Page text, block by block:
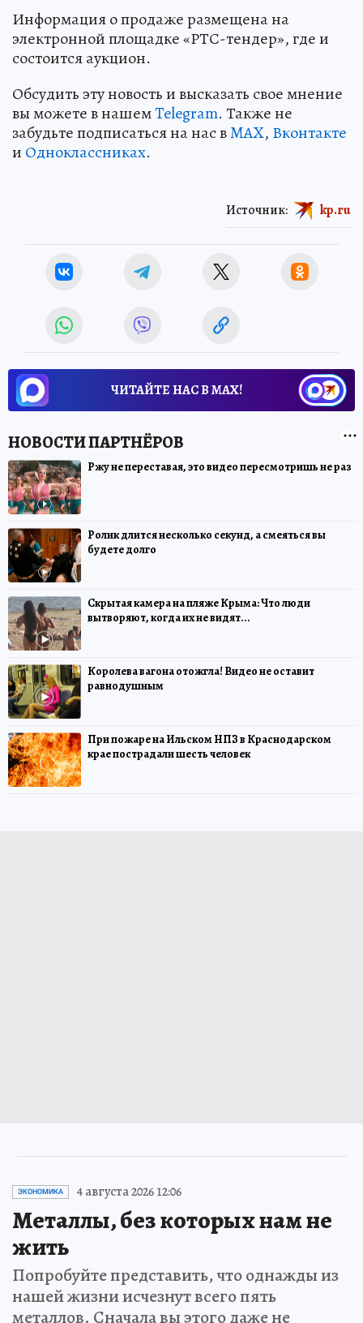
Информация о продаже размещена на
электронной площадке «РТС-тендер», где и
состоится аукцион.
Обсудить эту новость и высказать свое мнение
вы можете в нашемTelegram. Также не
забудьте подписаться на нас вMAX, Вконтакте
и Одноклассниках.
Источник: kp.ru
ЧИТАЙТЕ НАС В МАХ!
Ржу не переставая, это видео пересмотришь не раз
Ролик длится несколько секунд, а смеяться вы
будете долго
Скрытая камера на пляже Крыма: Что люди
вытворяют, когда их не видят...
Королева вагона отожгла! Видео не оставит
равнодушным
При пожаре на Ильском НПЗ в Краснодарском
крае пострадали шесть человек
ЭКОНОМИКА 4 августа 2026 12:06
Металлы, без которых нам не
жить
Попробуйте представить, что однажды из
нашей жизни исчезнут всего пять
металлов. Сначала вы этого даже не